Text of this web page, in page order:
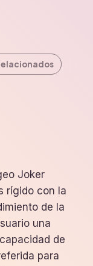
Joker
rígido con la
de la
una
de
para